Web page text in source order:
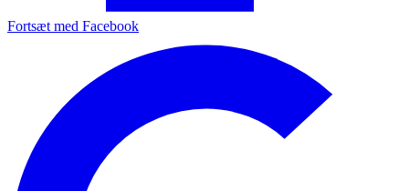
Fortsæt med Facebook